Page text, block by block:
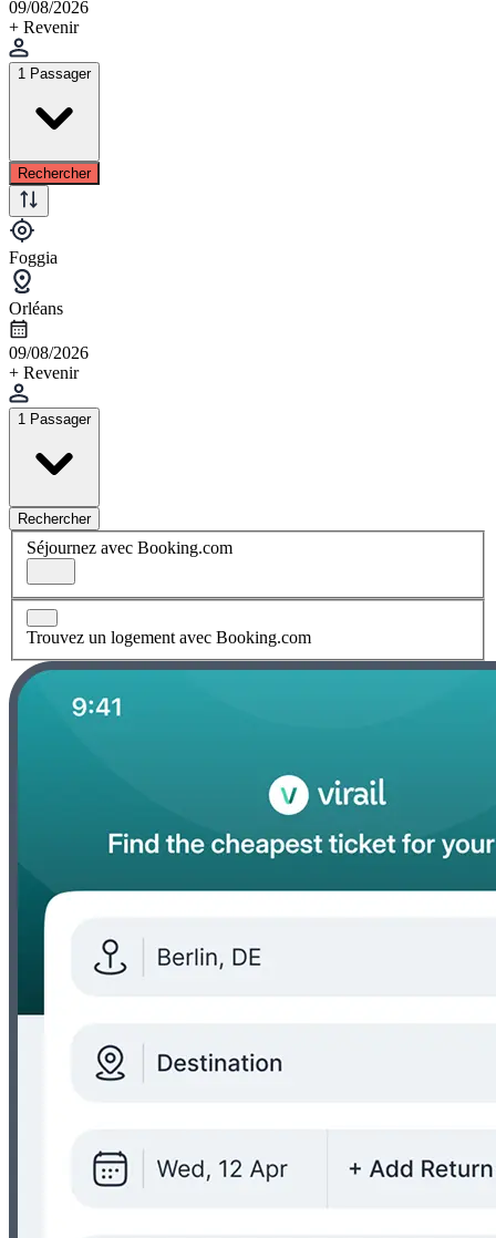
09/08/2026
+ Revenir
1 Passager
Rechercher
Foggia
Orléans
09/08/2026
+ Revenir
1 Passager
Rechercher
Séjournez avec Booking.com
Trouvez un logement avec Booking.com